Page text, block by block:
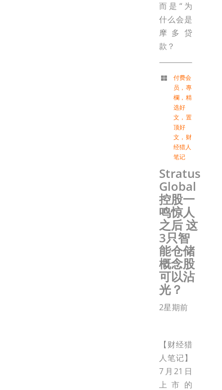
而是“为
什么会是
摩多贷
款？
付费会
员 ， 專
欄 ， 精
选好
文 ， 置
顶好
文 ， 财
经猎人
笔记
Stratus
Global
控股一
鸣惊人
之后 这
3只智
能仓储
概念股
可以沾
光？
2星期前
【财经猎
人笔记】
7月21日
上市的